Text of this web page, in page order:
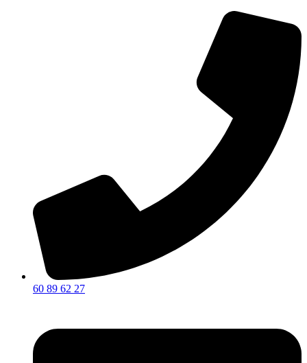
60 89 62 27